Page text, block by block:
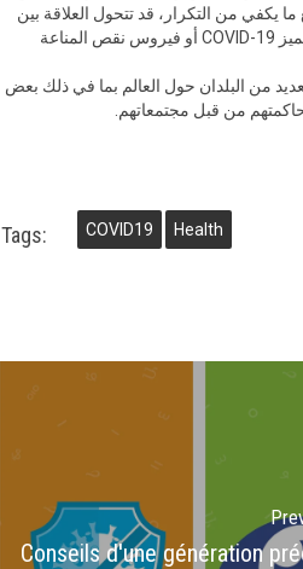
من التكرار، قد تتحول العلاقة بين
بعض الأمراض والمجموعات التي بدأت أسساً بطريقة ساخرة إلى تمييز إلى أداة لقمع الآخرين. يجب أن نكون حذرين للغاية بشأن ذلك. لا يميز COVID-19 أو فيروس نقص المناعة
من البلدان حول العالم بما في ذلك بعض
من قبل مجتمعاتهم.
Tags: COVID19 Health
Conseils d'une génération